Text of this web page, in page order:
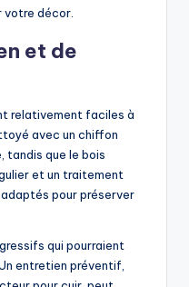
votre décor.
et de
relativement faciles à
avec un chiffon
tandis que le bois
et un traitement
pour préserver
qui pourraient
entretien préventif,